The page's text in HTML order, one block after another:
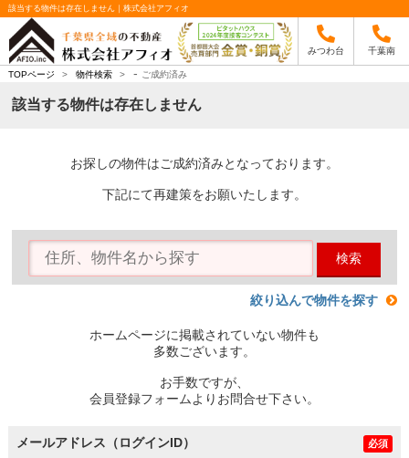
該当する物件は存在しません｜株式会社アフィオ
みつわ台 千葉南
TOPページ > 物件検索 > - ご成約済み
該当する物件は存在しません
お探しの物件はご成約済みとなっております。
下記にて再建策をお願いたします。
検索
絞り込んで物件を探す
ホームページに掲載されていない物件も
多数ございます。
お手数ですが、
会員登録フォームよりお問合せ下さい。
メールアドレス（ログインID） 必須